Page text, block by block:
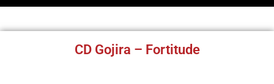
CD Gojira – Fortitude